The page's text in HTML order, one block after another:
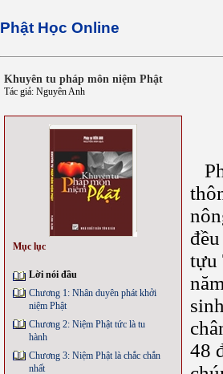
Phật Học Online
Khuyên tu pháp môn niệm Phật
Tác giả: Nguyên Anh
Mục lục
Lời nói đầu
Chương 1: Nhân duyên phát khởi
niệm Phật
Chương 2: Niệm Phật tức là tu
hành
Chương 3: Niệm Phật là chắc chắn
nhất
tựu
48